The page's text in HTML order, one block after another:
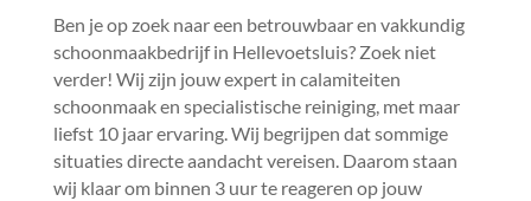
Ben je op zoek naar een betrouwbaar en vakkundig
schoonmaakbedrijf in Hellevoetsluis? Zoek niet
verder! Wij zijn jouw expert in calamiteiten
schoonmaak en specialistische reiniging, met maar
liefst 10 jaar ervaring.​ Wij begrijpen dat sommige
situaties directe aandacht vereisen.​ Daarom staan
wij klaar om binnen 3 uur te reageren op jouw